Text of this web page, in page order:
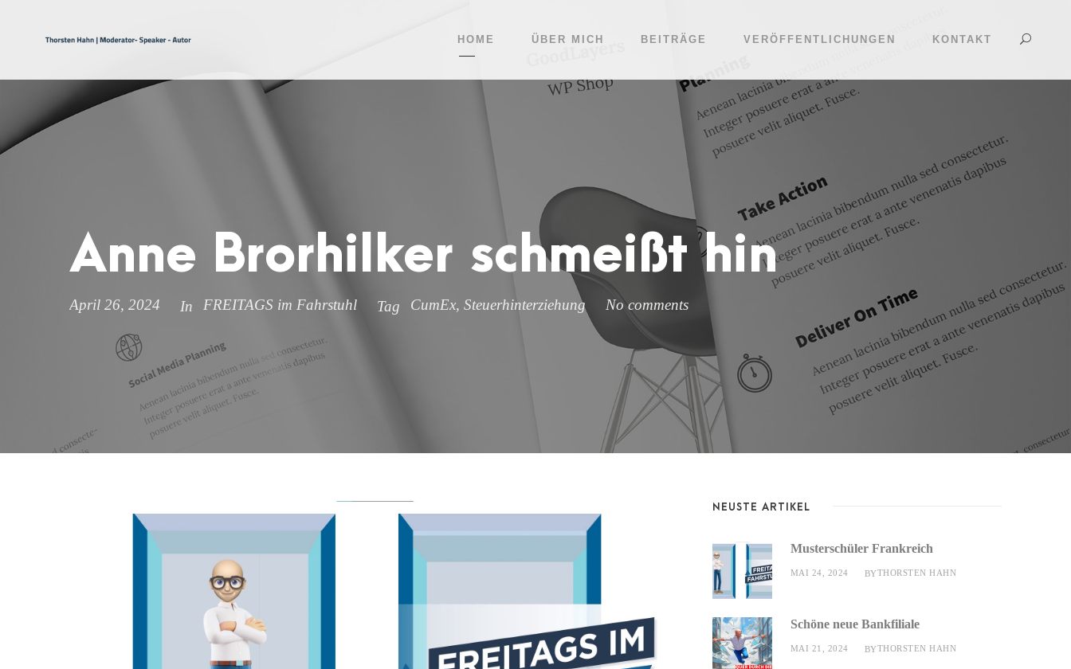
HOME ÜBER MICH BEITRÄGE VERÖFFENTLICHUNGEN KONTAKT
Anne Brorhilker schmeißt hin
April 26, 2024 In FREITAGS im Fahrstuhl Tag CumEx, Steuerhinterziehung No comments
NEUSTE ARTIKEL
Musterschüler Frankreich
MAI 24, 2024 BYTHORSTEN HAHN
Schöne neue Bankfiliale
MAI 21, 2024 BYTHORSTEN HAHN